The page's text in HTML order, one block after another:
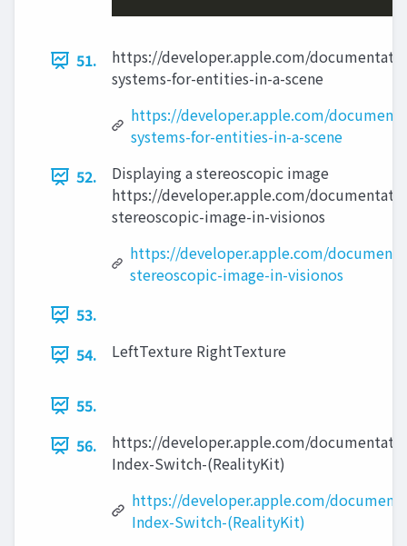
51.
https://developer.apple.com/
systems-for-entities-in-a-scene
https://developer.apple.com/
systems-for-entities-in-a-scene
52.
Displaying a stereoscopic image
https://developer.apple.com/
stereoscopic-image-in-visionos
https://developer.apple.com/
stereoscopic-image-in-visionos
53.
54.
LeftTexture RightTexture
55.
56.
https://developer.apple.com/
Index-Switch-(RealityKit)
https://developer.apple.com/
Index-Switch-(RealityKit)